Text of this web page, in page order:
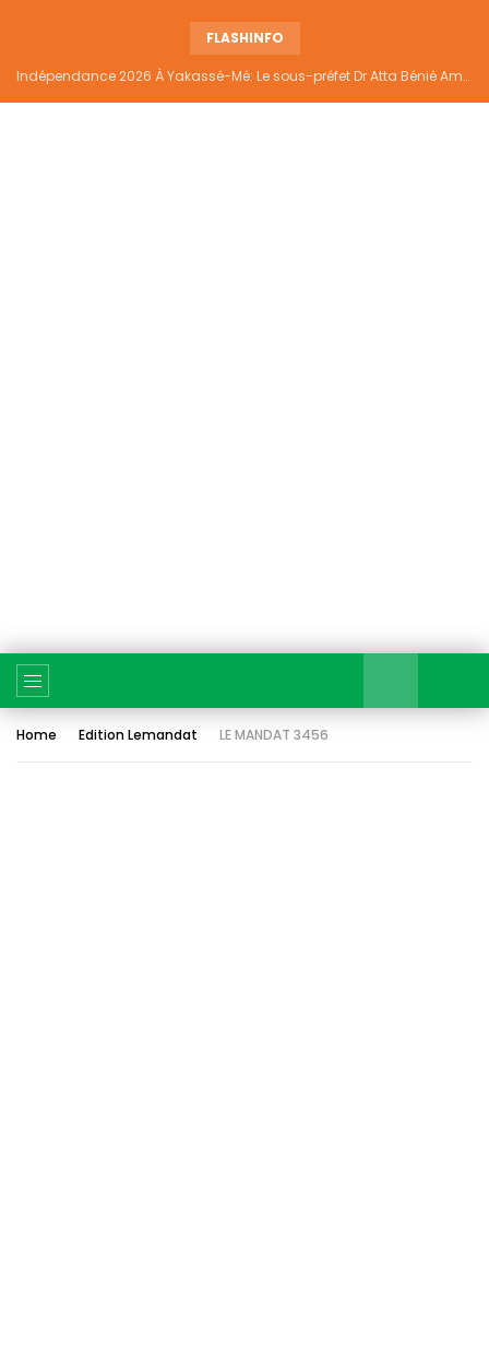
FLASHINFO
Indépendance 2026 À Yakassé-Mé: Le sous-préfet Dr Atta Bénié Amédé appelle à l’unité, à la sécurité et au développement
Home Edition Lemandat LE MANDAT 3456